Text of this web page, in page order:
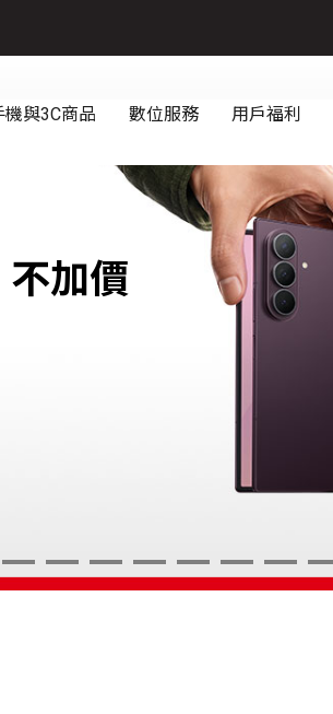
不加價
5 6 7 8 9 10 11 12